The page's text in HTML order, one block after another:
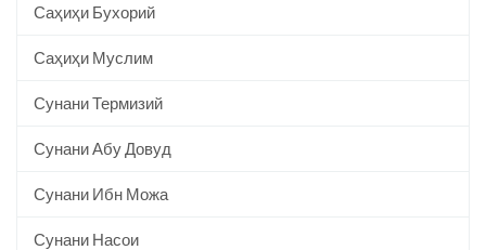
Саҳиҳи Бухорий
Саҳиҳи Муслим
Сунани Термизий
Сунани Абу Довуд
Сунани Ибн Можа
Сунани Насои